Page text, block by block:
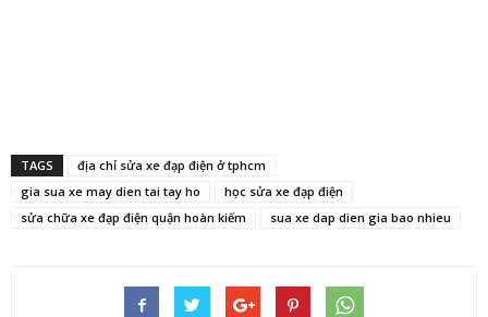
TAGS
địa chỉ sửa xe đạp điện ở tphcm
gia sua xe may dien tai tay ho
học sửa xe đạp điện
sửa chữa xe đạp điện quận hoàn kiếm
sua xe dap dien gia bao nhieu